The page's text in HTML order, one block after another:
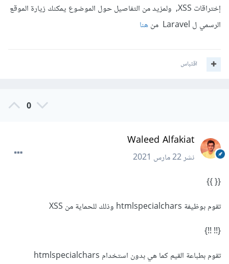
إختراقات XSS, ولمزيد من التفاصيل حول الموضوع يمكنك زيارة الموقع
الرسمي ل Laravel من
هنا
اقتباس
0
Waleed Alfakiat
نشر22 مارس 2021
{{ }}
تقوم بوظيفة htmlspecialchars وذلك للحماية من XSS
{!! !!}
تقوم بطباعة القيم كما هي بدون استخدام htmlspecialchars